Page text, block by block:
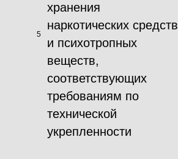
5
хранения
наркотических средств
и психотропных
веществ,
соответствующих
требованиям по
технической
укрепленности